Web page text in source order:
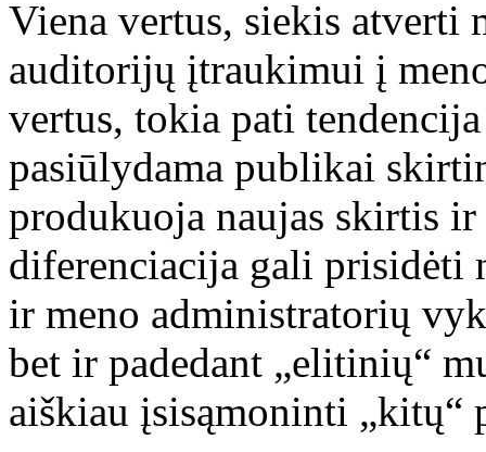
Viena vertus, siekis atverti
auditorijų įtraukimui į
vertus, tokia pati
pasiūlydama publikai
produkuoja naujas skirtis
diferenciacija gali prisidėti
ir meno administratorių
bet ir padedant „elitinių“
aiškiau įsisąmoninti